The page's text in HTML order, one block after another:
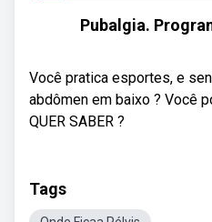
Pubalgia.
Você pratica esportes, e
abdômen em baixo ? Você
QUER SABER ?
Tags